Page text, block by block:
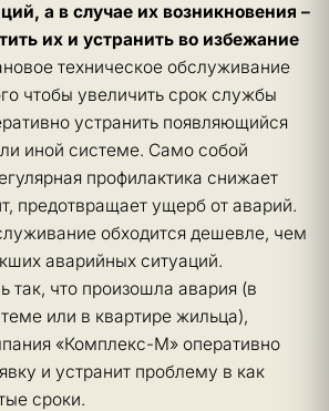
а в случае их возникновения –
их и устранить во избежание
техническое обслуживание
чтобы увеличить срок службы
устранить появляющийся
иной системе. Само собой
профилактика снижает
предотвращает ущерб от аварий.
обходится дешевле, чем
аварийных ситуаций.
так, что произошла авария (в
или в квартире жильца),
«Комплекс-М» оперативно
и устранит проблему в как
сроки.